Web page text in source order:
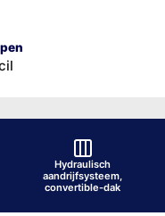
Hydraulisch
aandrijfsysteem,
convertible-dak